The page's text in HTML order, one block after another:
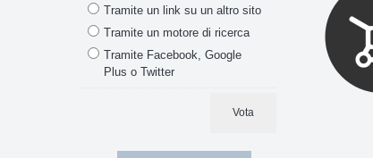
Tramite un link su un altro sito
Tramite un motore di ricerca
Tramite Facebook, Google
Plus o Twitter
Vota